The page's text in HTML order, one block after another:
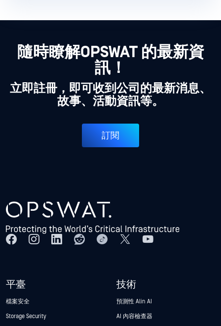
隨時瞭解OPSWAT 的最新資
訊！
立即註冊，即可收到公司的最新消息、
故事、活動資訊等。
訂閱
平臺
檔案安全
Storage Security
技術
預測性 Alin AI
AI 內容檢查器